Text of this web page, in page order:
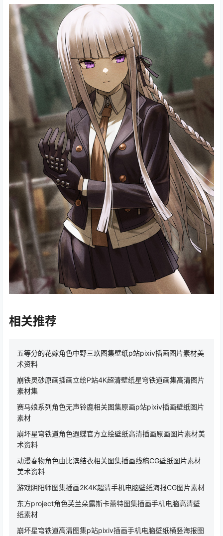
相关推荐
五等分的花嫁角色中野三玖图集壁纸p站pixiv插画图片素材美
术资料
崩铁灵砂原画插画立绘P站4K超清壁纸星穹铁道画集高清图片
素材集
赛马娘系列角色无声铃鹿相关图集原画p站pixiv插画壁纸图片
素材
崩坏星穹铁道角色遐蝶官方立绘壁纸高清插画原画图片素材美
术资料
动漫春物角色由比滨结衣相关图集插画线稿CG壁纸图片素材
美术资料
游戏阴阳师图集插画2K4K超清手机电脑壁纸海报CG图片素材
东方project角色芙兰朵露斯卡蕾特图集插画手机电脑高清壁
纸素材
崩坏星穹铁道高清图集p站pixiv插画手机电脑壁纸横竖海报图